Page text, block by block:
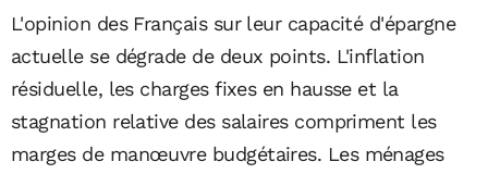
L'opinion des Français sur leur capacité d'épargne
actuelle se dégrade de deux points. L'inflation
résiduelle, les charges fixes en hausse et la
stagnation relative des salaires compriment les
marges de manœuvre budgétaires. Les ménages